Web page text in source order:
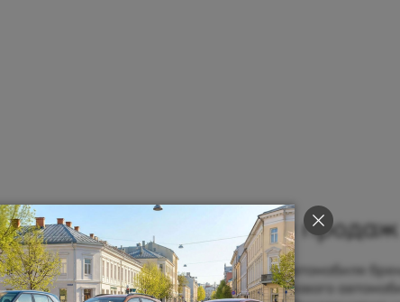
и развитие продаж
АГР» было произведено 21 972 автомобиля
о запуске на российском рынке нового